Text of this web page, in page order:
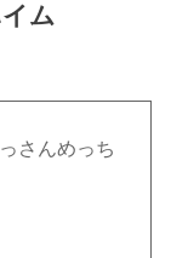
ム
さんめっち